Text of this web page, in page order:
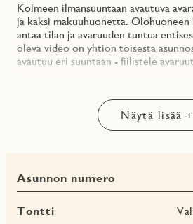
Kolmeen ilmansuuntaan avautuva
ja kaksi makuuhuonetta.
antaa tilan ja avaruuden tuntua
oleva video on yhtiön toisesta
avautuu eri suuntaan - fiilistele
ainutlaatuista asuntopohjaa.
hiekan sävy, jolle tummanharmaa
sopivasti kontrastia. Sama sävyteema
Mikäli innostuit asunnosta, ole
asuntomyyntiimme. Pääset
Näytä lisää +
Asunnon numero
Tontti